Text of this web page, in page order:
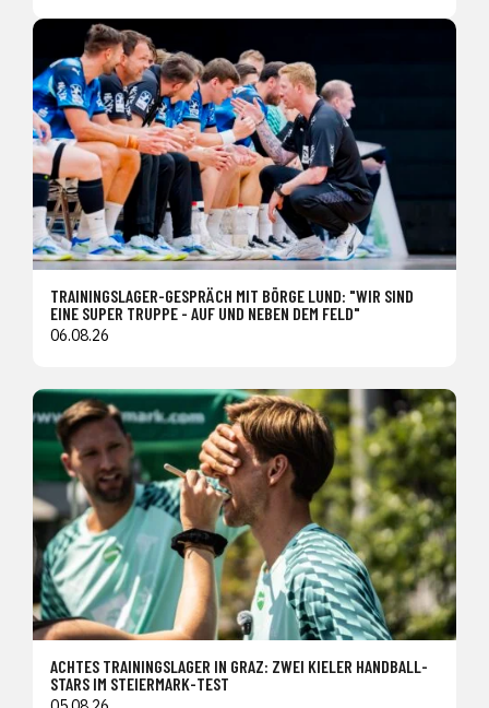
TRAININGSLAGER-GESPRÄCH MIT BÖRGE LUND: "WIR SIND
EINE SUPER TRUPPE - AUF UND NEBEN DEM FELD"
06.08.26
ACHTES TRAININGSLAGER IN GRAZ: ZWEI KIELER HANDBALL-
STARS IM STEIERMARK-TEST